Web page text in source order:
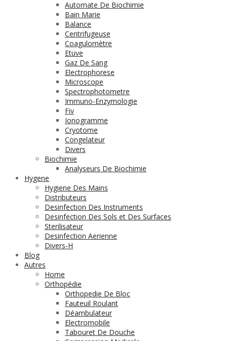
Automate De Biochimie
Bain Marie
Balance
Centrifugeuse
Coagulomètre
Etuve
Gaz De Sang
Electrophorese
Microscope
Spectrophotometre
Immuno-Enzymologie
Fiv
Ionogramme
Cryotome
Congelateur
Divers
Biochimie
Analyseurs De Biochimie
Hygene
Hygiene Des Mains
Distributeurs
Desinfection Des Instruments
Desinfection Des Sols et Des Surfaces
Sterilisateur
Desinfection Aerienne
Divers-H
Blog
Autres
Home
Orthopédie
Orthopedie De Bloc
Fauteuil Roulant
Déambulateur
Electromobile
Tabouret De Douche